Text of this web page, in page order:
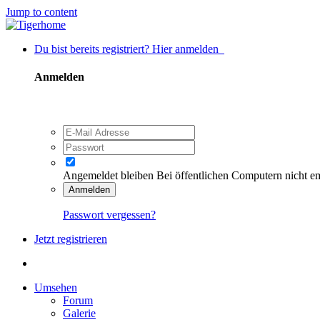
Jump to content
Du bist bereits registriert? Hier anmelden
Anmelden
Angemeldet bleiben Bei öffentlichen Computern nicht
Anmelden
Passwort vergessen?
Jetzt registrieren
Umsehen
Forum
Galerie